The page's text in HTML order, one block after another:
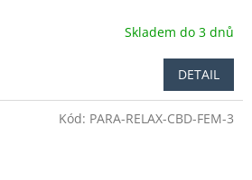
Skladem do 3 dnů
DETAIL
Kód: PARA-RELAX-CBD-FEM-3